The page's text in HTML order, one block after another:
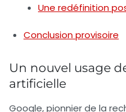
Une redéfinition
Conclusion provisoire
Un nouvel usage
artificielle
Google, pionnier de la